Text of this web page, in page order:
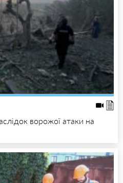
ворожої атаки на